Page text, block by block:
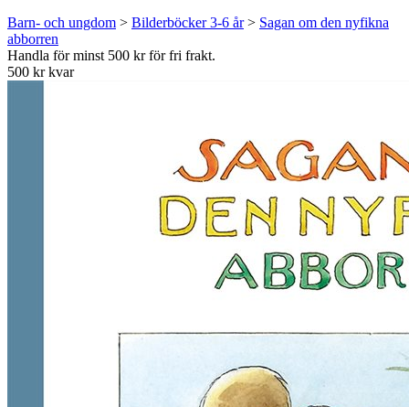
Barn- och ungdom > Bilderböcker 3-6 år> Sagan om den nyfikna
abborren
Handla för minst 500 kr för fri frakt.
500 kr kvar